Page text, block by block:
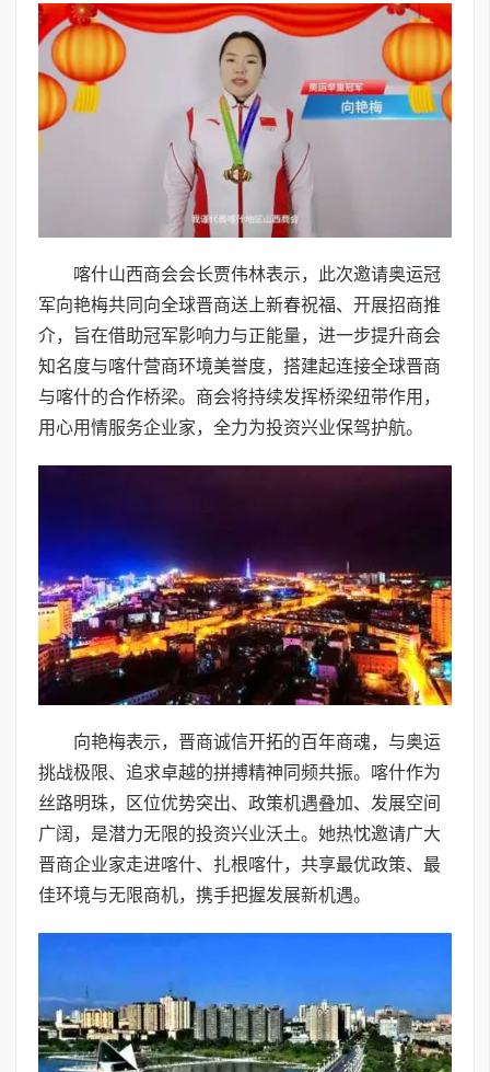
喀什山西商会会长贾伟林表示，此次邀请奥运冠
军向艳梅共同向全球晋商送上新春祝福、开展招商推
介，旨在借助冠军影响力与正能量，进一步提升商会
知名度与喀什营商环境美誉度，搭建起连接全球晋商
与喀什的合作桥梁。商会将持续发挥桥梁纽带作用，
用心用情服务企业家，全力为投资兴业保驾护航。
向艳梅表示，晋商诚信开拓的百年商魂，与奥运
挑战极限、追求卓越的拼搏精神同频共振。喀什作为
丝路明珠，区位优势突出、政策机遇叠加、发展空间
广阔，是潜力无限的投资兴业沃土。她热忱邀请广大
晋商企业家走进喀什、扎根喀什，共享最优政策、最
佳环境与无限商机，携手把握发展新机遇。